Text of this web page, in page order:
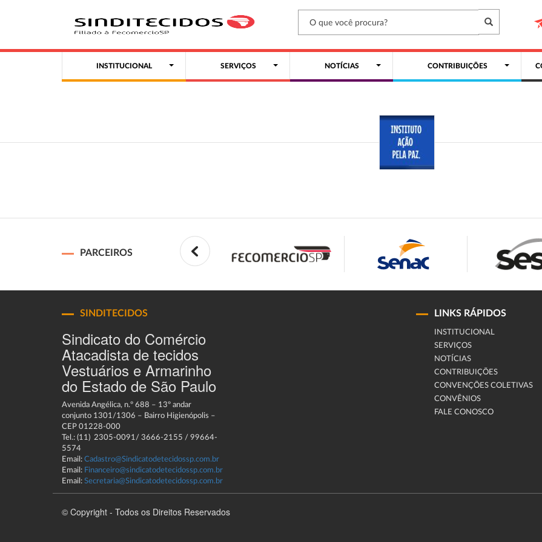
INSTITUCIONAL SERVIÇOS NOTÍCIAS CONTRIBUIÇÕES
PARCEIROS
SINDITECIDOS
Sindicato do Comércio
Atacadista de tecidos
Vestuários e Armarinho
do Estado de São Paulo
Avenida Angélica, n.º 688 – 13º andar
conjunto 1301/1306 – Bairro Higienópolis –
CEP 01228-000
Tel.: (11) 2305-0091/ 3666-2155 / 99664-
5574
Email: Cadastro@Sindicatodetecidossp.com.br
Email: Financeiro@sindicatodetecidossp.com.br
Email: Secretaria@Sindicatodetecidossp.com.br
LINKS RÁPIDOS
INSTITUCIONAL
SERVIÇOS
NOTÍCIAS
CONTRIBUIÇÕES
CONVENÇÕES COLETIVAS
CONVÊNIOS
FALE CONOSCO
© Copyright - Todos os Direitos Reservados